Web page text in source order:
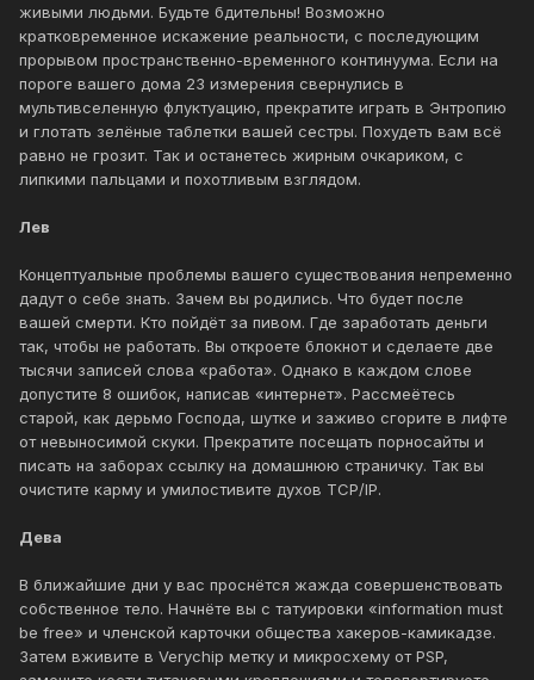
живыми людьми. Будьте бдительны! Возможно
кратковременное искажение реальности, с последующим
прорывом пространственно-временного континуума. Если на
пороге вашего дома 23 измерения свернулись в
мультивселенную флуктуацию, прекратите играть в Энтропию
и глотать зелёные таблетки вашей сестры. Похудеть вам всё
равно не грозит. Так и останетесь жирным очкариком, с
липкими пальцами и похотливым взглядом.
Лев
Концептуальные проблемы вашего существования непременно
дадут о себе знать. Зачем вы родились. Что будет после
вашей смерти. Кто пойдёт за пивом. Где заработать деньги
так, чтобы не работать. Вы откроете блокнот и сделаете две
тысячи записей слова «работа». Однако в каждом слове
допустите 8 ошибок, написав «интернет». Рассмеётесь
старой, как дерьмо Господа, шутке и заживо сгорите в лифте
от невыносимой скуки. Прекратите посещать порносайты и
писать на заборах ссылку на домашнюю страничку. Так вы
очистите карму и умилостивите духов TCP/IP.
Дева
В ближайшие дни у вас проснётся жажда совершенствовать
собственное тело. Начнёте вы с татуировки «information must
be free» и членской карточки общества хакеров-камикадзе.
Затем вживите в Verychip метку и микросхему от PSP,